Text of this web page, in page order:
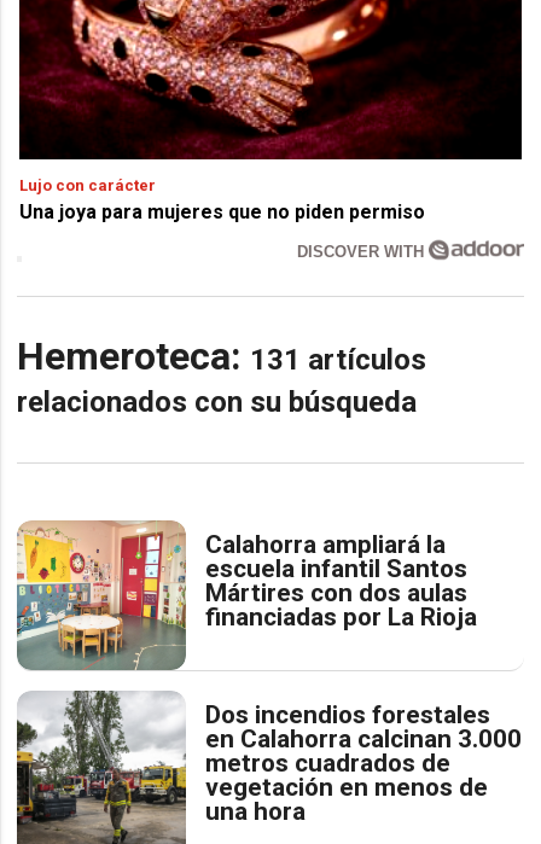
Lujo con carácter
Una joya para mujeres que no piden permiso
DISCOVER WITH
Hemeroteca: 131 artículos
relacionados con su búsqueda
Calahorra ampliará la
escuela infantil Santos
Mártires con dos aulas
financiadas por La Rioja
Dos incendios forestales
en Calahorra calcinan 3.000
metros cuadrados de
vegetación en menos de
una hora